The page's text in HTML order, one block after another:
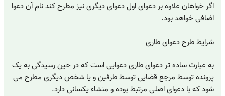
اگر خواهان علاوه بر دعوای اول دعوای دیگری نیز مطرح کند نام آن دعوا
اضافی خواهد بود.
شرایط طرح دعوای طاری
به عبارت ساده تر دعوای طاری دعوایی است که در حین رسیدگی به یک
پرونده توسط مرجع قضایی توسط طرفین و یا شخص دیگری مطرح می
شود که با دعوای اصلی مرتبط بوده و منشاء یکسانی دارد.